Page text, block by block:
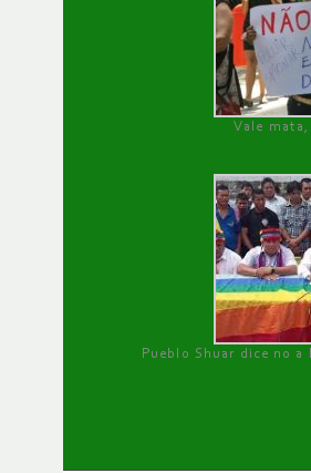
Vale mata,
Pueblo Shuar dice no